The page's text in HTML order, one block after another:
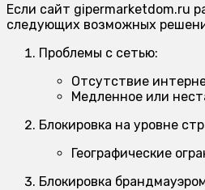
Если сайт gipermarketdom.ru
следующих возможных
Проблемы с сетью:
Отсутствие
Медленное или
Блокировка на уровне
Географические
Блокировка